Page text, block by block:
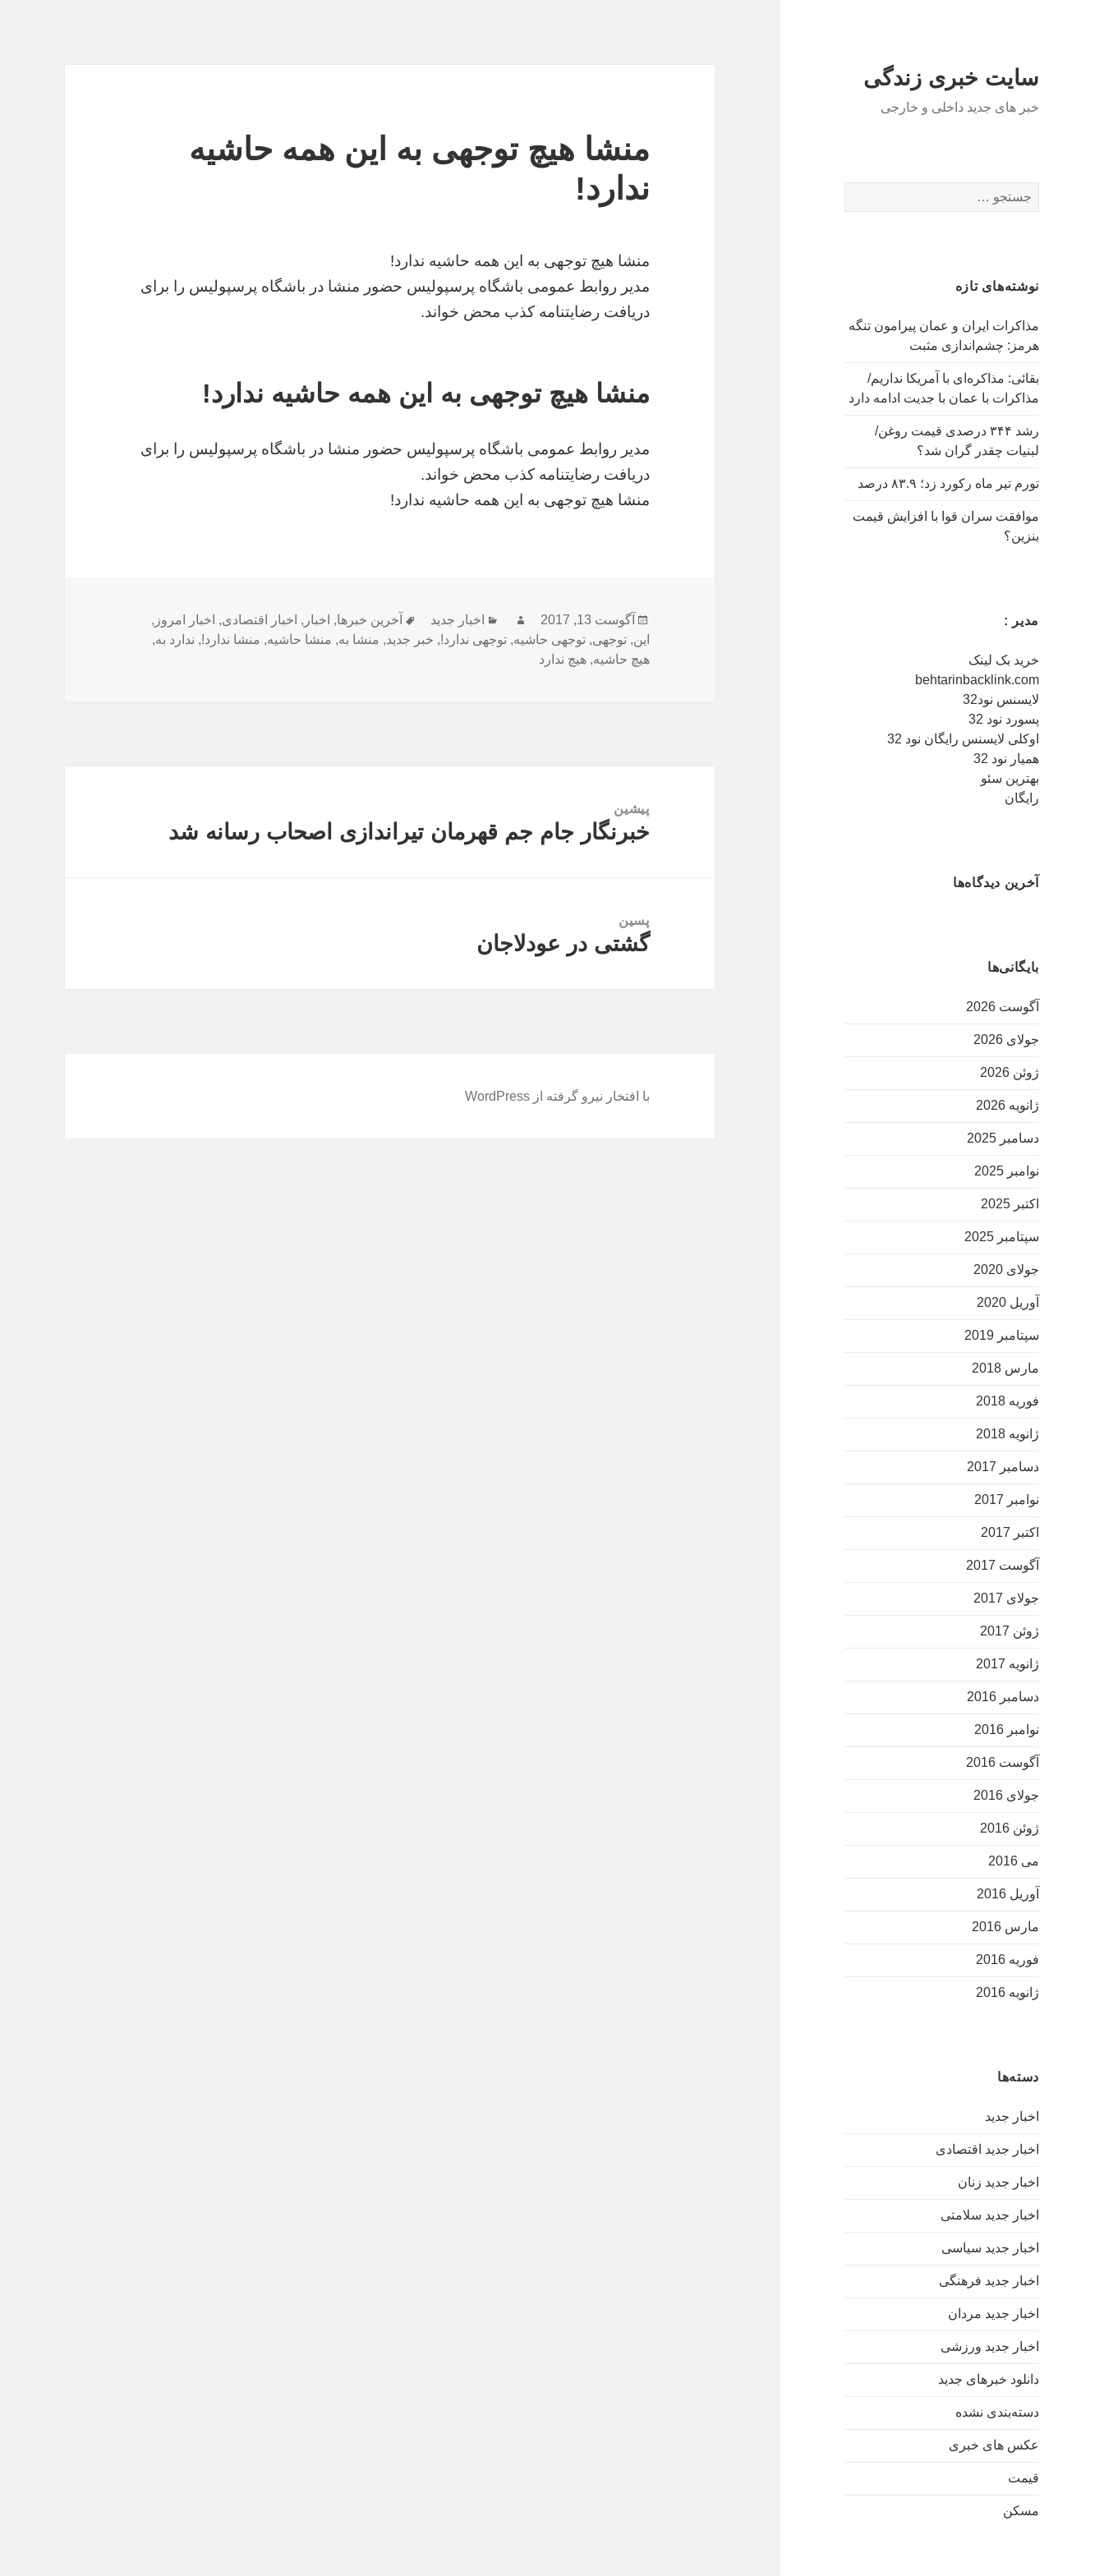
سایت خبری زندگی
خبر های جدید داخلی و خارجی
س
ب
ا
ی
نوشته‌های تازه
مذاکرات ایران و عمان پیرامون تنگه
هرمز: چشم‌اندازی مثبت
بقائی: مذاکره‌ای با آمریکا نداریم/
مذاکرات با عمان با جدیت ادامه دارد
رشد ۳۴۴ درصدی قیمت روغن/
لبنیات چقدر گران شد؟
تورم تیر ماه رکورد زد؛ ۸۳.۹ درصد
موافقت سران قوا با افزایش قیمت
بنزین؟
مدیر :
خرید بک لینک
behtarinbacklink.com
لایسنس نود32
پسورد نود 32
اوکلی لایسنس رایگان نود 32
همیار نود 32
بهترین سئو
رایگان
آخرین دیدگاه‌ها
بایگانی‌ها
آگوست 2026
جولای 2026
ژوئن 2026
ژانویه 2026
دسامبر 2025
نوامبر 2025
اکتبر 2025
سپتامبر 2025
جولای 2020
آوریل 2020
سپتامبر 2019
مارس 2018
فوریه 2018
ژانویه 2018
دسامبر 2017
نوامبر 2017
اکتبر 2017
آگوست 2017
جولای 2017
ژوئن 2017
ژانویه 2017
دسامبر 2016
نوامبر 2016
آگوست 2016
جولای 2016
ژوئن 2016
می 2016
آوریل 2016
مارس 2016
فوریه 2016
ژانویه 2016
دسته‌ها
اخبار جدید
اخبار جدید اقتصادی
اخبار جدید زنان
اخبار جدید سلامتی
اخبار جدید سیاسی
اخبار جدید فرهنگی
اخبار جدید مردان
اخبار جدید ورزشی
دانلود خبرهای جدید
دسته‌بندی نشده
عکس های خبری
قیمت
مسکن
منشا هیچ توجهی به این همه حاشیه
ندارد!
منشا هیچ توجهی به این همه حاشیه ندارد!
مدیر روابط عمومی باشگاه پرسپولیس حضور منشا در باشگاه پرسپولیس را برای
دریافت رضایتنامه کذب محض خواند.
منشا هیچ توجهی به این همه حاشیه ندارد!
مدیر روابط عمومی باشگاه پرسپولیس حضور منشا در باشگاه پرسپولیس را برای
دریافت رضایتنامه کذب محض خواند.
منشا هیچ توجهی به این همه حاشیه ندارد!
ارسال
شده
در
آگوست 13, 2017 نویسندهدسته‌ها
اخبار جدید برچسب‌ها
آخرین خبرها, اخبار , اخبار اقتصادی, اخبار امروز ,
این,توجهی,توجهی حاشیه,توجهی ندارد!, خبر جدید, منشا به, منشا حاشیه, منشا ندارد!, ندارد به,
هیچ حاشیه,هیچ ندارد
پیشین
نوشته
خبرنگار جام جم قهرمان تیراندازی اصحاب رسانه شد
پسین
نوشته
گشتی در عودلاجان
با افتخار نیرو گرفته از WordPress